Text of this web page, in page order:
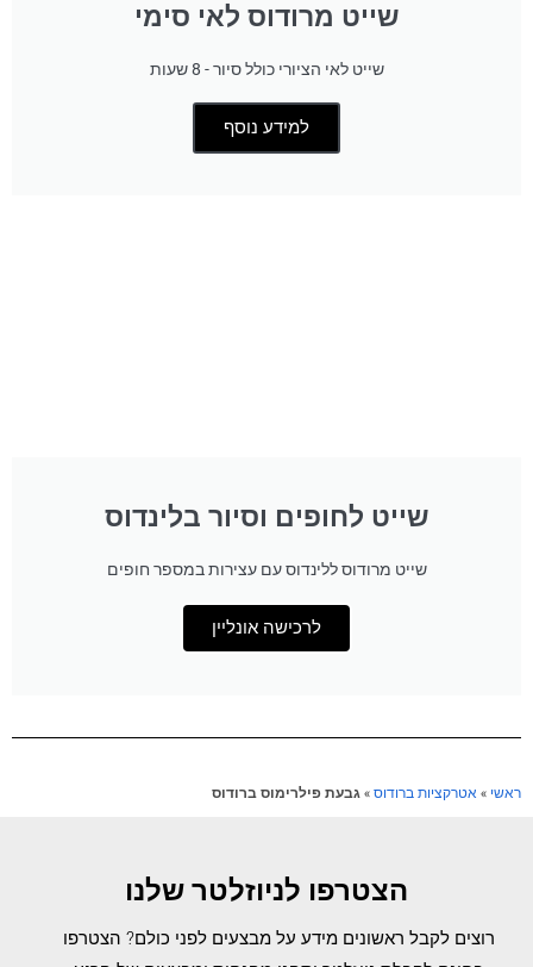
שייט מרודוס לאי סימי
שייט לאי הציורי כולל סיור - 8 שעות
למידע נוסף
שייט לחופים וסיור בלינדוס
שייט מרודוס ללינדוס עם עצירות במספר חופים
לרכישה אונליין
ראשי » אטרקציות ברודוס » גבעת פילרימוס ברודוס
הצטרפו לניוזלטר שלנו
רוצים לקבל ראשונים מידע על מבצעים לפני כולם? הצטרפו